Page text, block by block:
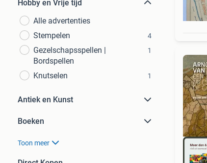
Hobby en Vrije tijd
Alle advertenties
Stempelen
4
Gezelschapsspellen |
Bordspellen
1
Knutselen 1
Antiek en Kunst
Boeken
Toon meer